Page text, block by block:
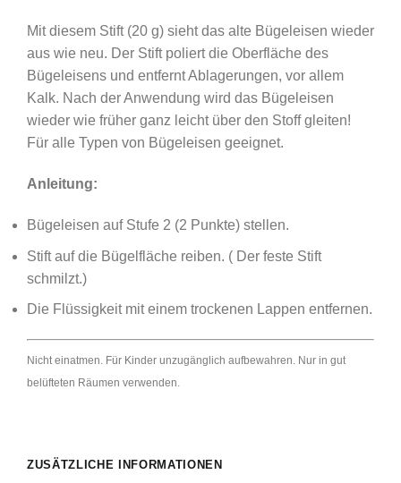
Mit diesem Stift (20 g) sieht das alte Bügeleisen wieder
aus wie neu. Der Stift poliert die Oberfläche des
Bügeleisens und entfernt Ablagerungen, vor allem
Kalk. Nach der Anwendung wird das Bügeleisen
wieder wie früher ganz leicht über den Stoff gleiten!
Für alle Typen von Bügeleisen geeignet.
Anleitung:
Bügeleisen auf Stufe 2 (2 Punkte) stellen.
Stift auf die Bügelfläche reiben. ( Der feste Stift
schmilzt.)
Die Flüssigkeit mit einem trockenen Lappen entfernen.
Nicht einatmen. Für Kinder unzugänglich aufbewahren. Nur in gut
belüfteten Räumen verwenden.
ZUSÄTZLICHE INFORMATIONEN